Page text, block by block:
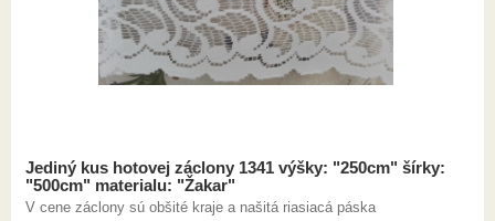
Jediný kus hotovej záclony 1341 výšky: "250cm" šírky:
"500cm" materialu: "Žakar"
V cene záclony sú obšité kraje a našitá riasiacá páska